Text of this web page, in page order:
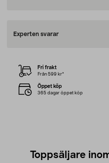
Experten svarar
Fri frakt
Från 599 kr*
Öppet köp
365 dagar öppet köp
Toppsäljare